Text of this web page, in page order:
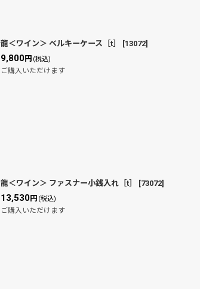
龍＜ワイン＞ ベルキーケース［t］ [13072]
9,800円 (税込)
ご購入いただけます
龍＜ワイン＞ ファスナー小銭入れ［t］ [73072]
13,530円 (税込)
ご購入いただけます